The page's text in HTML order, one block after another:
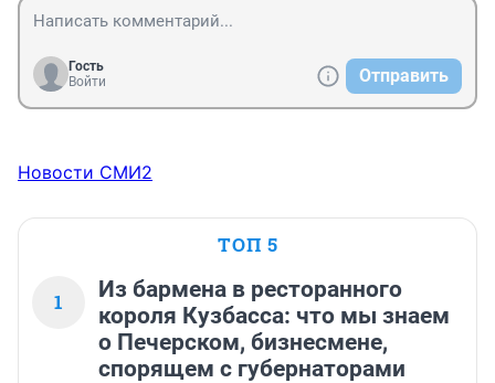
Гость
Войти
Отправить
Новости СМИ2
ТОП 5
1
Из бармена в ресторанного
короля Кузбасса: что мы знаем
о Печерском, бизнесмене,
спорящем с губернаторами